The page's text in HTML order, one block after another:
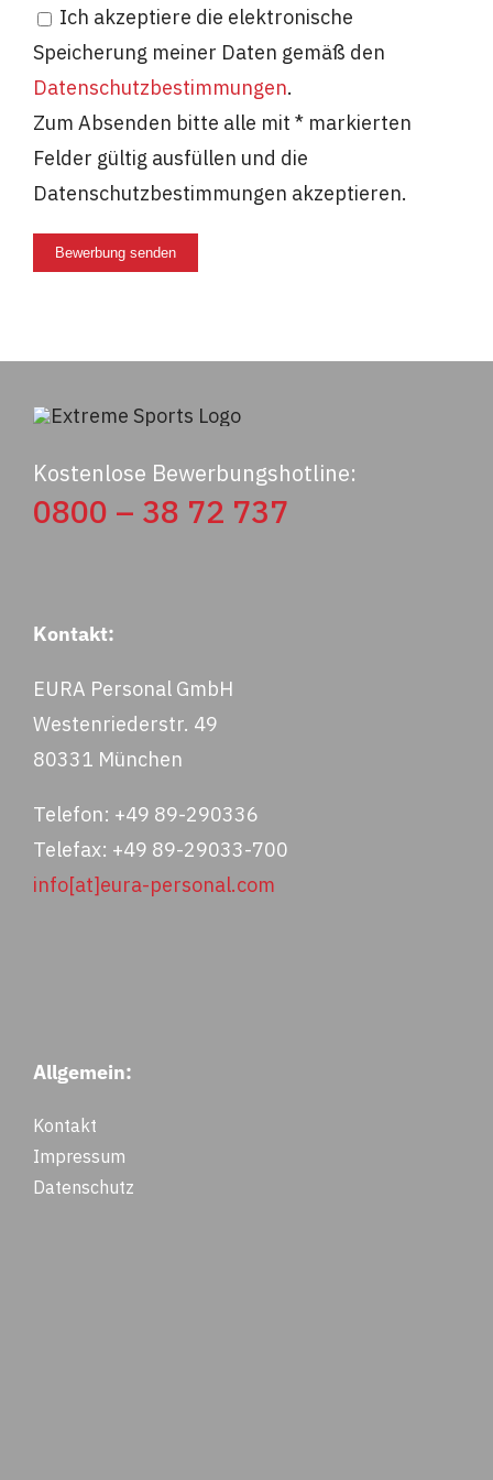
Ich akzeptiere die elektronische
Speicherung meiner Daten gemäß den
Datenschutzbestimmungen.
Zum Absenden bitte alle mit * markierten
Felder gültig ausfüllen und die
Datenschutzbestimmungen akzeptieren.
Bewerbung senden
Kostenlose Bewerbungshotline:
0800 – 38 72 737
Kontakt:
EURA Personal GmbH
Westenriederstr. 49
80331 München
Telefon: +49 89-290336
Telefax: +49 89-29033-700
info[at]eura-personal.com
Allgemein:
Kontakt
Impressum
Datenschutz